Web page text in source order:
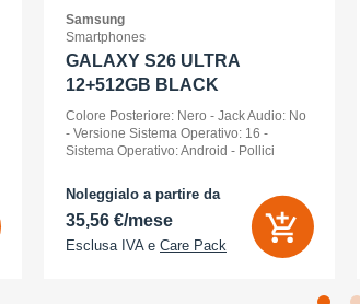
Samsung
Smartphones
GALAXY S26 ULTRA
12+512GB BLACK
Colore Posteriore: Nero - Jack Audio: No
- Versione Sistema Operativo: 16 -
Sistema Operativo: Android - Pollici
AMOLED 2x - Memoria Interna (ROM):
512 GB - Espandibile fino a: 0 GB - Dual
Noleggialo a partire da
35,56 €/mese
Esclusa IVA e Care Pack